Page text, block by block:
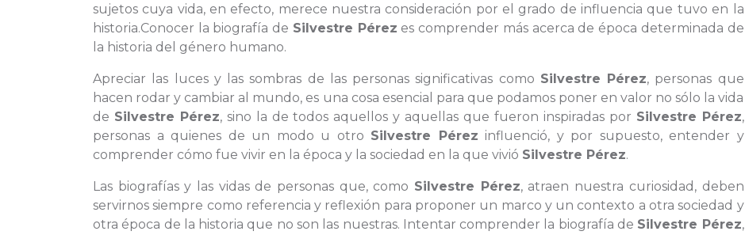
sujetos cuya vida, en efecto, merece nuestra consideración por el grado de influencia que tuvo en la
historia.Conocer la biografía de Silvestre Pérez es comprender más acerca de época determinada de
la historia del género humano.
Apreciar las luces y las sombras de las personas significativas como Silvestre Pérez, personas que
hacen rodar y cambiar al mundo, es una cosa esencial para que podamos poner en valor no sólo la vida
de Silvestre Pérez, sino la de todos aquellos y aquellas que fueron inspiradas por Silvestre Pérez,
personas a quienes de un modo u otro Silvestre Pérez influenció, y por supuesto, entender y
comprender cómo fue vivir en la época y la sociedad en la que vivió Silvestre Pérez.
Las biografías y las vidas de personas que, como Silvestre Pérez, atraen nuestra curiosidad, deben
servirnos siempre como referencia y reflexión para proponer un marco y un contexto a otra sociedad y
otra época de la historia que no son las nuestras. Intentar comprender la biografía de Silvestre Pérez,